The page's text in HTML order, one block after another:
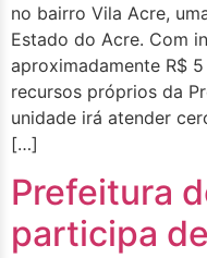
no bairro Vila Acre,
Estado do Acre. Com
aproximadamente R$
recursos próprios da
unidade irá atender
[…]
Prefeitura
participa